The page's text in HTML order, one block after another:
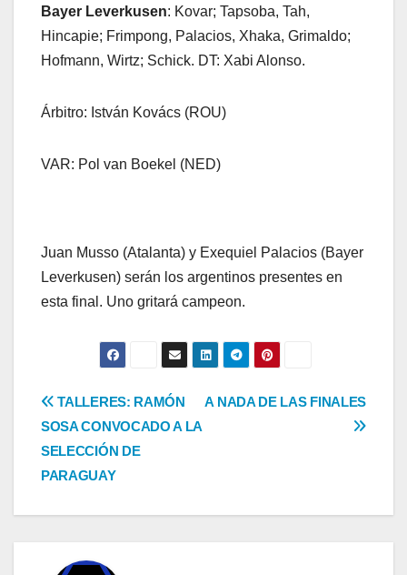
Bayer Leverkusen: Kovar; Tapsoba, Tah,
Hincapie; Frimpong, Palacios, Xhaka, Grimaldo;
Hofmann, Wirtz; Schick. DT: Xabi Alonso.
Árbitro: István Kovács (ROU)
VAR: Pol van Boekel (NED)
Juan Musso (Atalanta) y Exequiel Palacios (Bayer
Leverkusen) serán los argentinos presentes en
esta final. Uno gritará campeon.
Navegación
de
entradas
A NADA DE LAS FINALES
TALLERES: RAMÓN
SOSA CONVOCADO A LA
SELECCIÓN DE
PARAGUAY